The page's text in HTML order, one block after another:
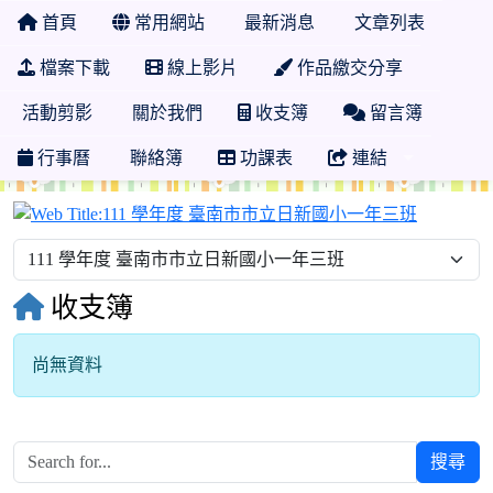
首頁 常用網站 最新消息 文章列表
檔案下載 線上影片 作品繳交分享
活動剪影 關於我們 收支簿 留言簿
行事曆 聯絡簿 功課表 連結
收支簿
尚無資料
搜尋